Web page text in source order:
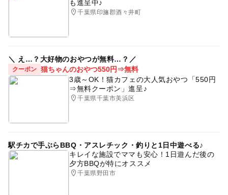
も進呈中♪
千葉県印旛郡酒々井町
＼ え…？大好物のおやつが無料…？／
クーポン 猫ちゃんのおやつ550円⇒無料
3歳～OK！猫カフェの大人気おやつ「550円
⇒無料クーポン」進呈♪
千葉県千葉市美浜区
駅チカで手ぶらBBQ・アスレチック・釣りと1日中遊べる♪
キレイな施設でママも安心！1日遊んだ後の
夕方BBQが特にオススメ
千葉県野田市